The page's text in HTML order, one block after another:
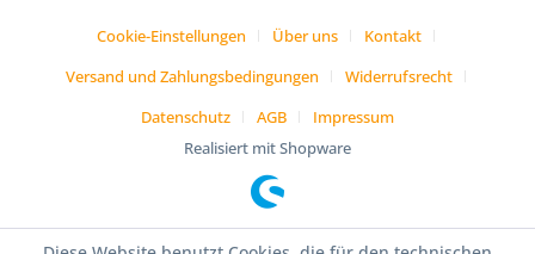
Cookie-Einstellungen Über uns
Kontakt
Versand und Zahlungsbedingungen
Widerrufsrecht
Datenschutz
AGB
Impressum
Realisiert mit Shopware